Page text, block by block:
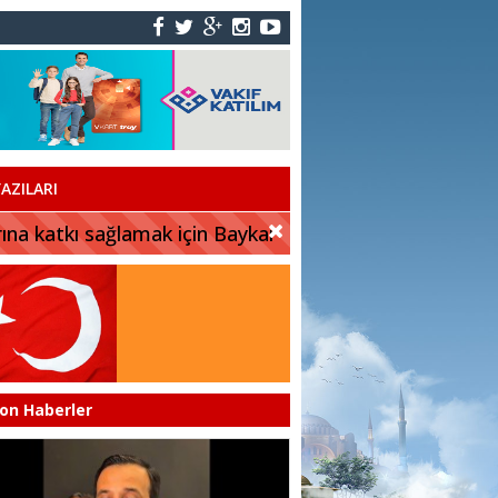
katkı sağlamak için Baykar
Haberler